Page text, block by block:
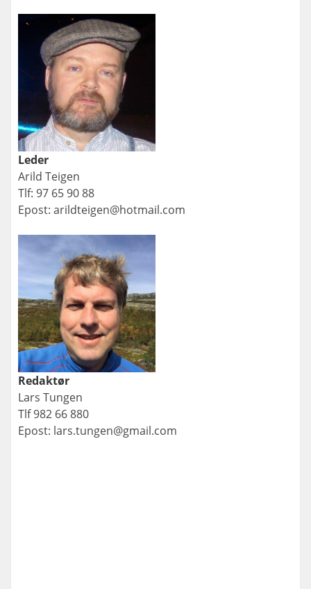
Leder
Arild Teigen
Tlf: 97 65 90 88
Epost: arildteigen@hotmail.com
Redaktør
Lars Tungen
Tlf 982 66 880
Epost: lars.tungen@gmail.com